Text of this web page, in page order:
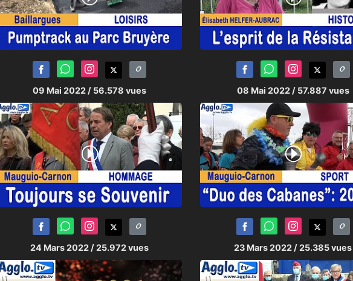
09 Mai 2022 / 56.578 vues 08 Mai 2022 / 57.887 vues
24 Mars 2022 / 25.972 vues 23 Mars 2022 / 25.385 vues